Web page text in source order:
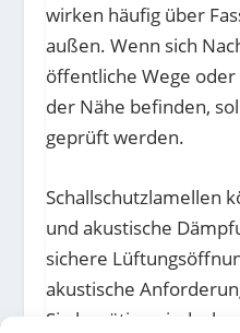
wirken häufig über
außen. Wenn sich
öffentliche Wege
der Nähe befinden,
geprüft werden.
Schallschutzlamellen
und akustische
sichere
akustische
Sie benötigen jedoch